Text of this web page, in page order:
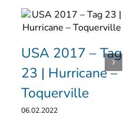
USA 2017 – Tag
23 | Hurricane –
Toquerville
06.02.2022